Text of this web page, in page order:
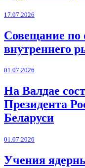
17.07.2026
Совещание по
внутреннего
01.07.2026
На Валдае
Президента
Беларуси
01.07.2026
Учения